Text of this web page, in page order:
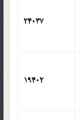
24037
19402